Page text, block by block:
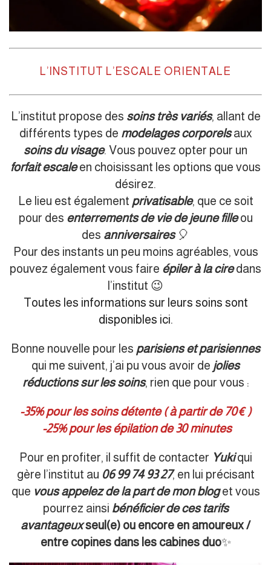
L’INSTITUT L’ESCALE ORIENTALE
L’institut propose des soins très variés, allant de
différents types de modelages corporelsaux
soins du visage. Vous pouvez opter pour un
forfait escaleen choisissant les options que vous
désirez.
Le lieu est également privatisable, que ce soit
pour des enterrements de vie de jeune filleou
des anniversaires🎈
Pour des instants un peu moins agréables, vous
pouvez également vous faire épiler à la ciredans
l’institut 😉
Toutes les informations sur leurs soins sont
disponibles ici.
Bonne nouvelle pour les parisiens et parisiennes
qui me suivent, j’ai pu vous avoir de jolies
réductions sur les soins, rien que pour vous :
-35% pour les soins détente ( à partir de 70€ )
-25% pour les épilation de 30 minutes
Pour en profiter, il suffit de contacter Yukiqui
gère l’institut au 06 99 74 93 27, en lui précisant
que vous appelez de la part de mon bloget vous
pourrez ainsi bénéficier de ces tarifs
avantageuxseul(e) ou encore en amoureux /
entre copines dans les cabines duo✨